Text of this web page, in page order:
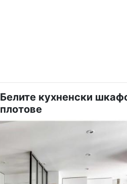
Белите кухненски
плотове